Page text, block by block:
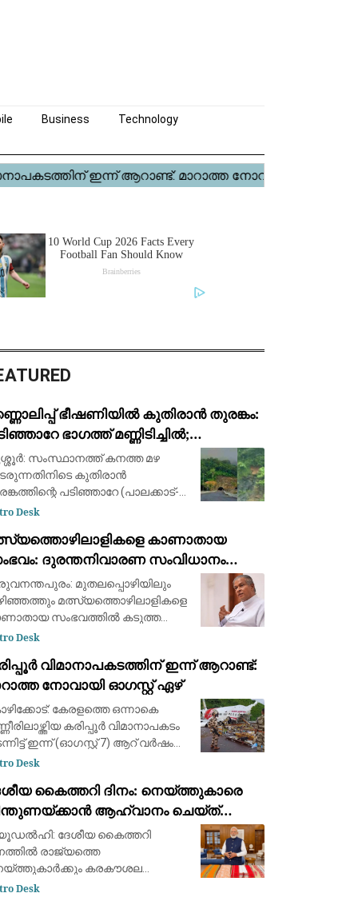
Business
Technology
ഭീഷണിയിൽ കുതിരാൻ തുരങ്കം:
ഭാഗത്ത് മണ്ണിടിച്ചിൽ;
യാത്രക്കാരും
സംസ്ഥാനത്ത് കനത്ത മഴ
കുതിരാൻ
പടിഞ്ഞാറേ (പാലക്കാട്-
പാത) പ്രവേശന കവാടത്തിന്
പെയ്യുന്ന മഴയിൽ
മുകളിലെ മ
Desk
കാണാതായ
ദുരന്തനിവാരണ സംവിധാനം
പരാജയപ്പെട്ടു; കടുത്ത
ഫാ. യൂജിൻ പെരേര
മുതലപ്പൊഴിയിലും
മത്സ്യത്തൊഴിലാളികളെ
സംഭവത്തില്‍ കടുത്ത
ലത്തീന്‍ സഭ വികാരി
ഭരണകൂടത്തിന്റെ
Desk
വിമാനാപകടത്തിന് ഇന്ന് ആറാണ്ട്:
നോവായി ഓഗസ്റ്റ് ഏഴ്
കേരളത്തെ ഒന്നാകെ
കരിപ്പൂർ വിമാനാപകടം
ഇന്ന് (ഓഗസ്റ്റ് 7) ആറ് വർഷം
2020 ഓഗസ്റ്റ് 7-ന് രാത്രി
എയർ ഇന്ത്യ എക്സ്പ്രസ്
Desk
കൈത്തറി ദിനം: നെയ്ത്തുകാരെ
ആഹ്വാനം ചെയ്ത്
നരേന്ദ്ര മോദി
ദേശീയ കൈത്തറി
രാജ്യത്തെ
കരകൗശല
ആശംസകൾ നേർന്ന്
Desk